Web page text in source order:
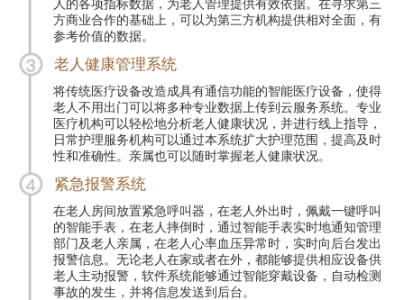
人的各项指标数据，为老人管理提供有效依据。在寻求第三
方商业合作的基础上，可以为第三方机构提供相对全面，有
参考价值的数据。
老人健康管理系统
将传统医疗设备改造成具有通信功能的智能医疗设备，使得
老人不用出门可以将多种专业数据上传到云服务系统。专业
医疗机构可以轻松地分析老人健康状况，并进行线上指导，
日常护理服务机构可以通过本系统扩大护理范围，提高及时
性和准确性。亲属也可以随时掌握老人健康状况。
紧急报警系统
在老人房间放置紧急呼叫器，在老人外出时，佩戴一键呼叫
的智能手表，在老人摔倒时，通过智能手表实时地通知管理
部门及老人亲属，在老人心率血压异常时，实时向后台发出
报警信息。无论老人在家或者在外，都能够提供相应设备供
老人主动报警，软件系统能够通过智能穿戴设备，自动检测
事故的发生，并将信息发送到后台。